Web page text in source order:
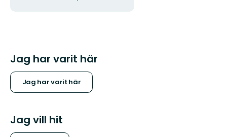
Jag har varit här
Jag har varit här
Jag vill hit